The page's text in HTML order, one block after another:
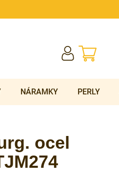
NÁKUPNÍ
KOŠÍK
NÁRAMKY PERLY
ocel